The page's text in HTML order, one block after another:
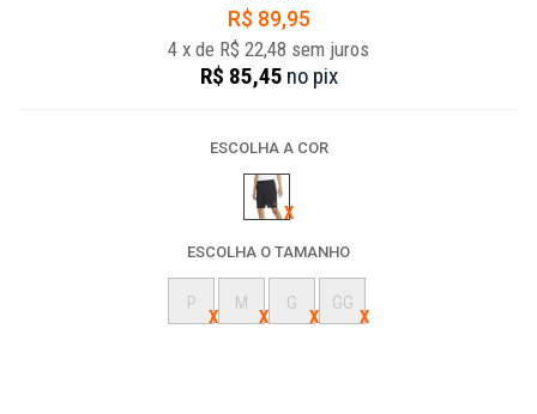
R$ 89,95
4 x de R$ 22,48 sem juros
R$ 85,45 no pix
ESCOLHA A COR
ESCOLHA O TAMANHO
P M G GG